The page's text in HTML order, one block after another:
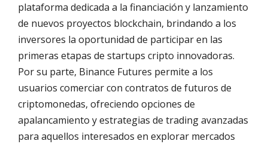
plataforma dedicada a la financiación y lanzamiento
de nuevos proyectos blockchain, brindando a los
inversores la oportunidad de participar en las
primeras etapas de startups cripto innovadoras.
Por su parte, Binance Futures permite a los
usuarios comerciar con contratos de futuros de
criptomonedas, ofreciendo opciones de
apalancamiento y estrategias de trading avanzadas
para aquellos interesados en explorar mercados